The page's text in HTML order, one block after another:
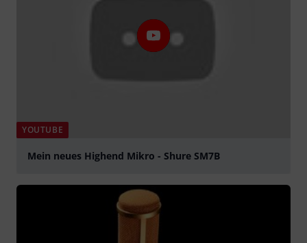
YOUTUBE
Mein neues Highend Mikro - Shure SM7B